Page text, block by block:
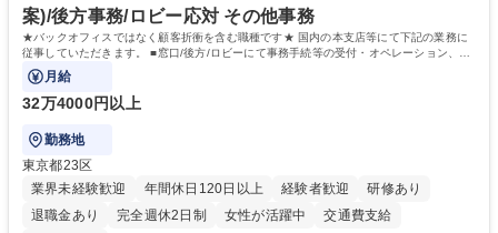
案)/後方事務/ロビー応対 その他事務
★バックオフィスではなく顧客折衝を含む職種です★ 国内の本支店等にて下記の業務に
従事していただきます。 ■窓口/後方/ロビーにて事務手続等の受付・オペレーション、お
客様対応
月給
32万4000円以上
勤務地
東京都23区
業界未経験歓迎
年間休日120日以上 経験者歓迎
研修あり
退職金あり
完全週休2日制 女性が活躍中
交通費支給